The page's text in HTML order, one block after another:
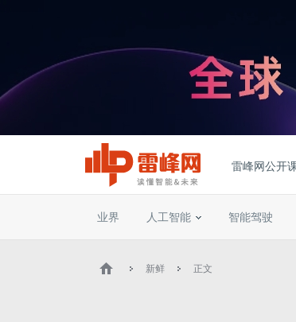
雷峰网公开
业界 人工智能 智能驾驶
新鲜 正文